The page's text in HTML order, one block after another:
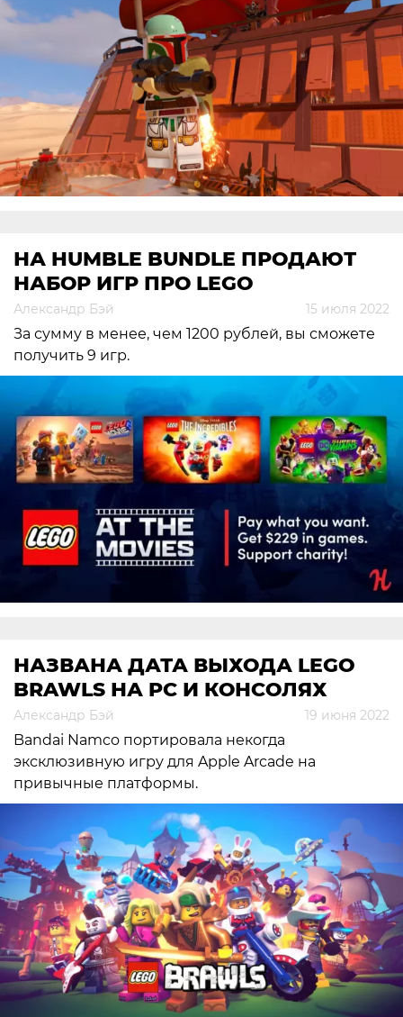
НА HUMBLE BUNDLE ПРОДАЮТ
НАБОР ИГР ПРО LEGO
Александр Бэй 15 июля 2022
За сумму в менее, чем 1200 рублей, вы сможете
получить 9 игр.
НАЗВАНА ДАТА ВЫХОДА LEGO
BRAWLS НА PC И КОНСОЛЯХ
Александр Бэй 19 июня 2022
Bandai Namco портировала некогда
эксклюзивную игру для Apple Arcade на
привычные платформы.